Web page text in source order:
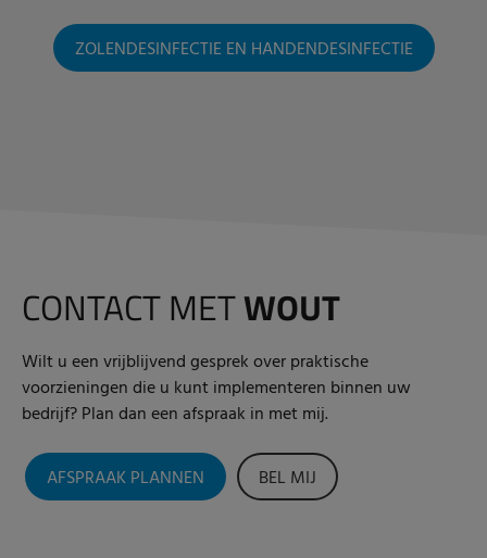
ZOLENDESINFECTIE EN HANDENDESINFECTIE
CONTACT METWOUT
Wilt u een vrijblijvend gesprek over praktische
voorzieningen die u kunt implementeren binnen uw
bedrijf? Plan dan een afspraak in met mij.
AFSPRAAK PLANNEN BEL MIJ